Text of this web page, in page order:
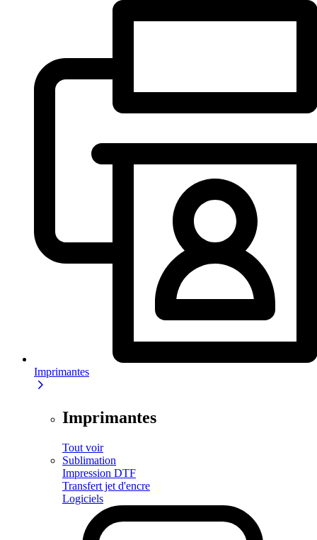
Imprimantes
Imprimantes
Tout voir
Sublimation
Impression DTF
Transfert jet d'encre
Logiciels